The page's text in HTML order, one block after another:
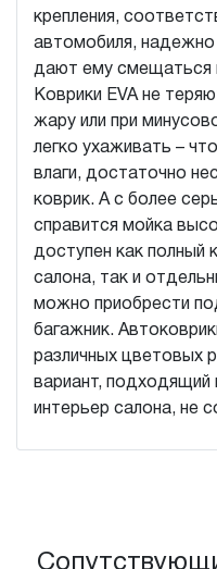
крепления,
автомобиля,
дают ему смещаться
Коврики EVA не
жару или при
легко ухаживать –
влаги, достаточно
коврик. А с более
справится мойка
доступен как полный
салона, так и
можно приобрести
багажник.
различных цветовых
вариант, подходящий
интерьер салона, не